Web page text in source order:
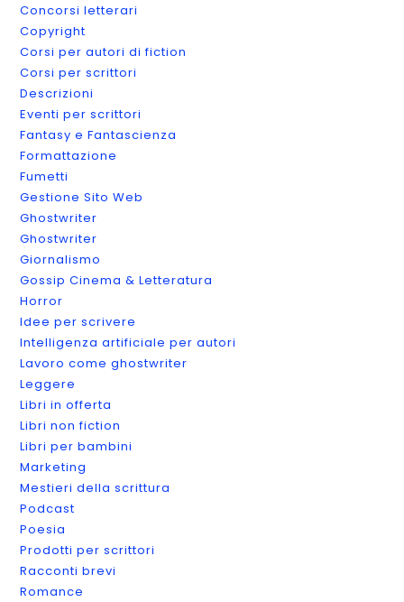
Concorsi letterari
Copyright
Corsi per autori di fiction
Corsi per scrittori
Descrizioni
Eventi per scrittori
Fantasy e Fantascienza
Formattazione
Fumetti
Gestione Sito Web
Ghostwriter
Ghostwriter
Giornalismo
Gossip Cinema & Letteratura
Horror
Idee per scrivere
Intelligenza artificiale per autori
Lavoro come ghostwriter
Leggere
Libri in offerta
Libri non fiction
Libri per bambini
Marketing
Mestieri della scrittura
Podcast
Poesia
Prodotti per scrittori
Racconti brevi
Romance